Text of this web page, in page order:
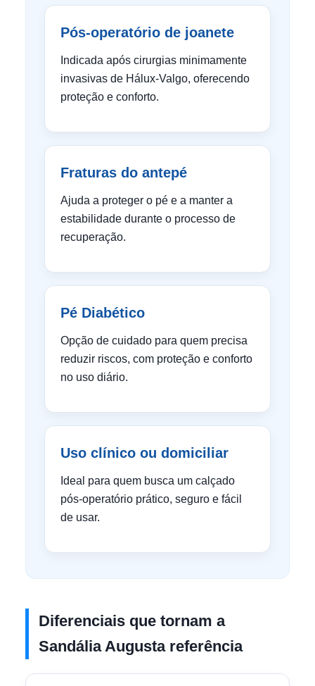
Pós-operatório de joanete
Indicada após cirurgias minimamente
invasivas de Hálux-Valgo, oferecendo
proteção e conforto.
Fraturas do antepé
Ajuda a proteger o pé e a manter a
estabilidade durante o processo de
recuperação.
Pé Diabético
Opção de cuidado para quem precisa
reduzir riscos, com proteção e conforto
no uso diário.
Uso clínico ou domiciliar
Ideal para quem busca um calçado
pós-operatório prático, seguro e fácil
de usar.
Diferenciais que tornam a
Sandália Augusta referência